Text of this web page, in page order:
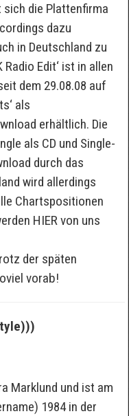
die Plattenfirma
dazu
in Deutschland zu
Edit‘ ist in allen
dem 29.08.08 auf
als
erhältlich. Die
als CD und Single-
durch das
wird allerdings
Chartspositionen
HIER von uns
der späten
vorab!
Marklund und ist am
1984 in der